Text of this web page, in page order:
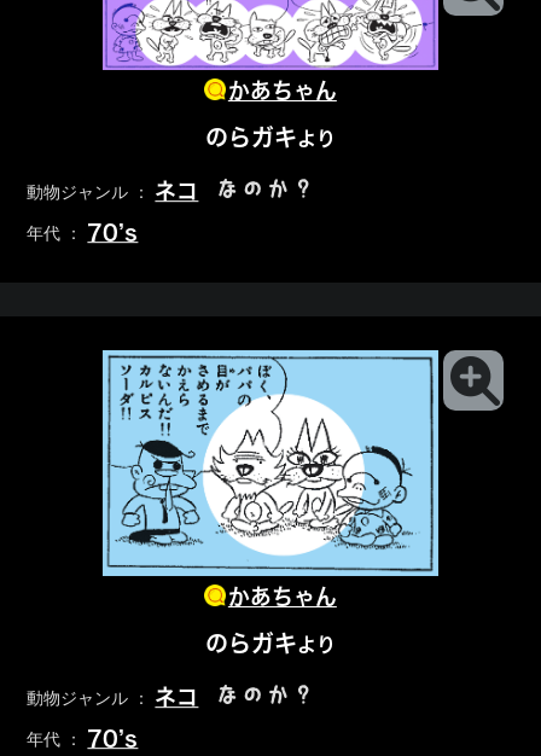
かあちゃん
のらガキより
動物ジャンル ： ネコ なのか？
年代 ： 70’s
かあちゃん
のらガキより
動物ジャンル ： ネコ なのか？
年代 ： 70’s